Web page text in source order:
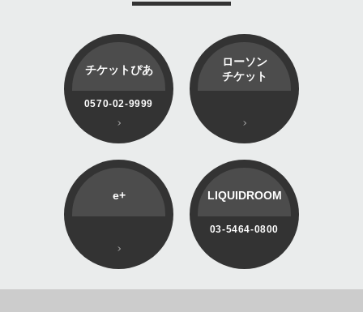
チケットぴあ
0570-02-9999
ローソン
チケット
e+ LIQUIDROOM
03-5464-0800